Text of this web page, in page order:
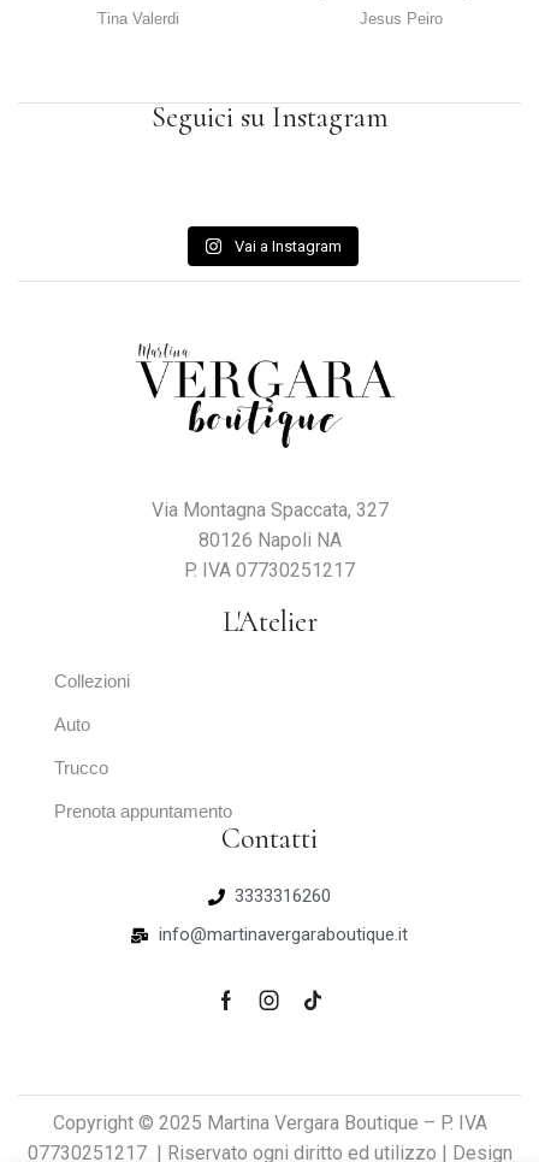
Tina Valerdi Jesus Peiro
Seguici su Instagram
Vai a Instagram
Via Montagna Spaccata, 327
80126 Napoli NA
P. IVA 07730251217
L'Atelier
Collezioni
Auto
Trucco
Prenota appuntamento
Contatti
3333316260
info@martinavergaraboutique.it
Copyright © 2025 Martina Vergara Boutique – P. IVA
07730251217 | Riservato ogni diritto ed utilizzo | Design